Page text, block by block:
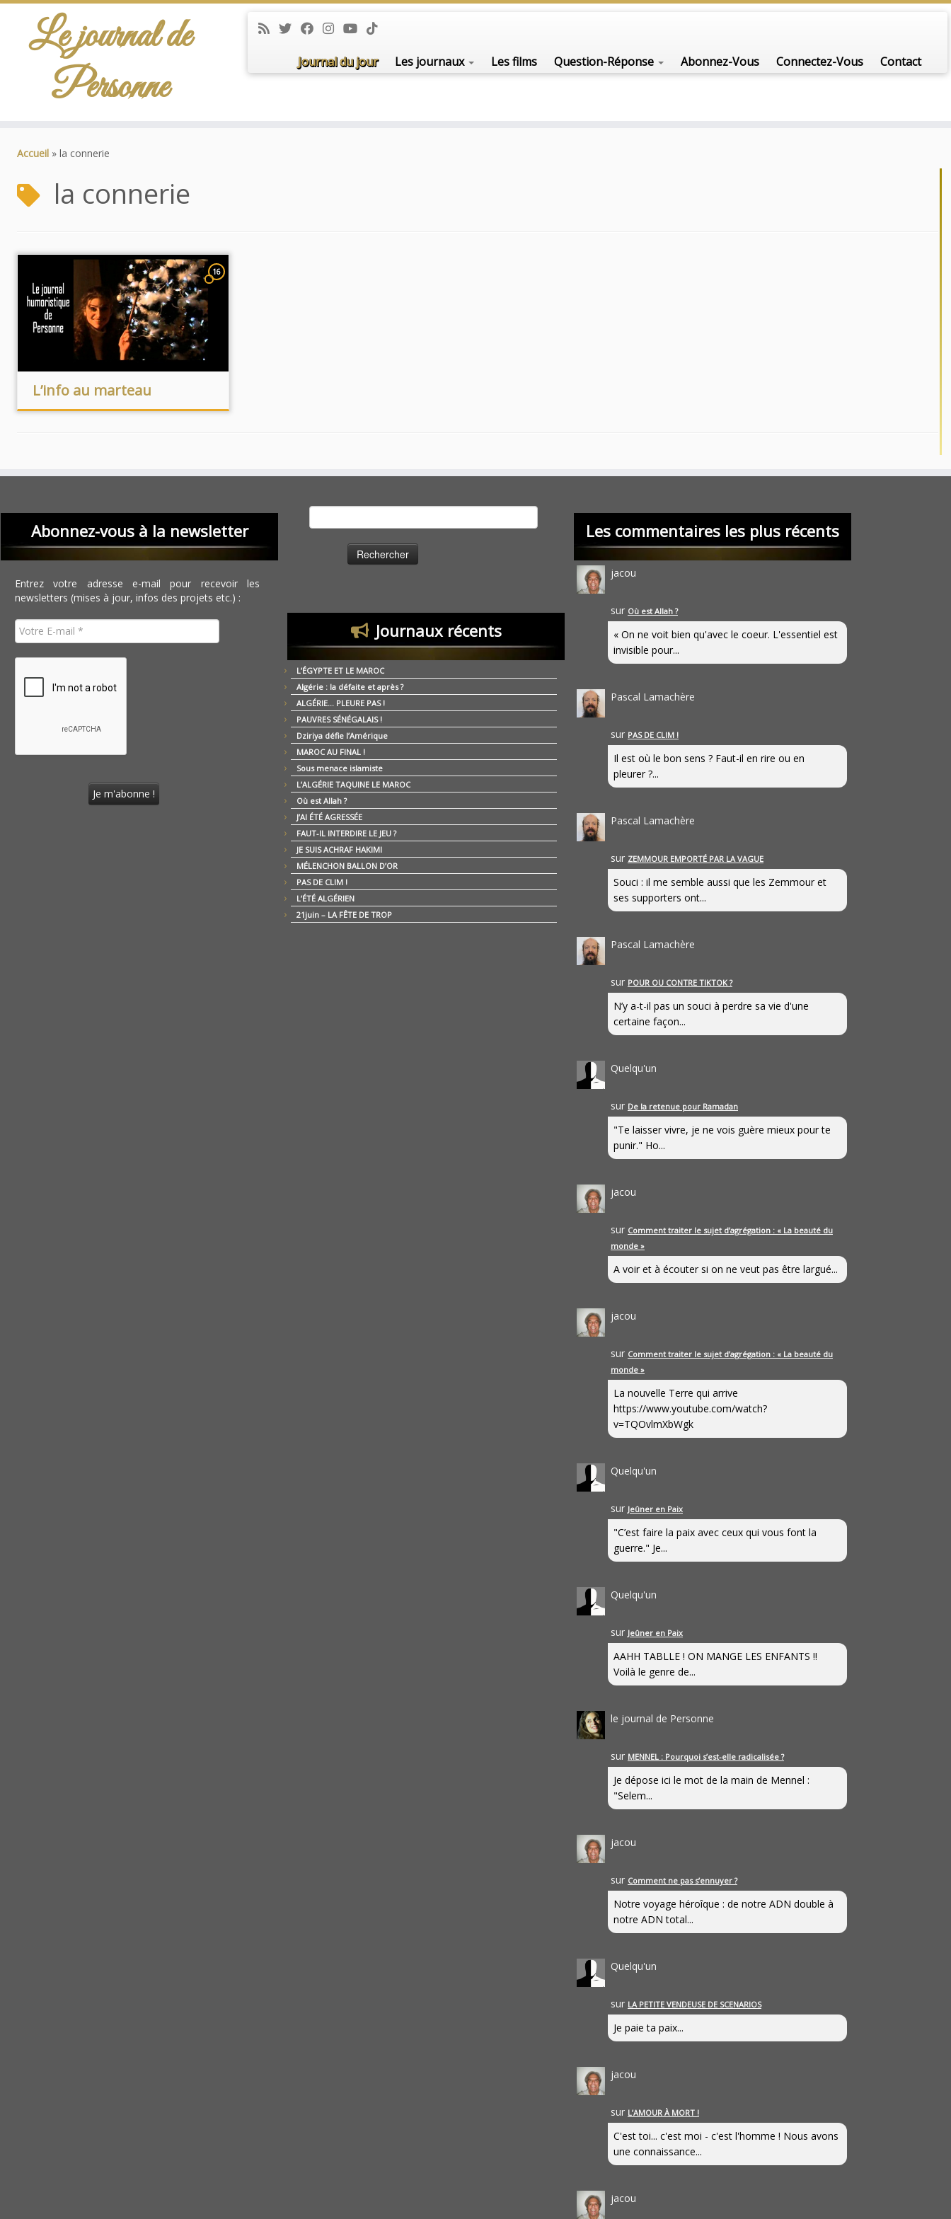
Le journal de
Personne
Journal du jour Les journaux Les films Question-Réponse Abonnez-Vous Connectez-Vous Contact
Accueil » la connerie
la connerie
16
L’info au marteau
Abonnez-vous à la newsletter
Entrez votre adresse e-mail pour recevoir les
newsletters (mises à jour, infos des projets etc.) :
Journaux récents
L’ÉGYPTE ET LE MAROC
Algérie : la défaite et après ?
ALGÉRIE… PLEURE PAS !
PAUVRES SÉNÉGALAIS !
Dziriya défie l’Amérique
MAROC AU FINAL !
Sous menace islamiste
L’ALGÉRIE TAQUINE LE MAROC
Où est Allah ?
J’AI ÉTÉ AGRESSÉE
FAUT-IL INTERDIRE LE JEU ?
JE SUIS ACHRAF HAKIMI
MÉLENCHON BALLON D’OR
PAS DE CLIM !
L’ÉTÉ ALGÉRIEN
21juin – LA FÊTE DE TROP
Les commentaires les plus récents
jacou
sur Où est Allah ?
« On ne voit bien qu'avec le coeur. L'essentiel est
invisible pour...
Pascal Lamachère
sur PAS DE CLIM !
Il est où le bon sens ? Faut-il en rire ou en
pleurer ?...
Pascal Lamachère
sur ZEMMOUR EMPORTÉ PAR LA VAGUE
Souci : il me semble aussi que les Zemmour et
ses supporters ont...
Pascal Lamachère
sur POUR OU CONTRE TIKTOK ?
N’y a-t-il pas un souci à perdre sa vie d'une
certaine façon...
Quelqu'un
sur De la retenue pour Ramadan
"Te laisser vivre, je ne vois guère mieux pour te
punir." Ho...
jacou
sur Comment traiter le sujet d’agrégation : « La beauté du
monde »
A voir et à écouter si on ne veut pas être largué...
jacou
sur Comment traiter le sujet d’agrégation : « La beauté du
monde »
La nouvelle Terre qui arrive
https://www.youtube.com/watch?
v=TQOvlmXbWgk
Quelqu'un
sur Jeûner en Paix
"C’est faire la paix avec ceux qui vous font la
guerre." Je...
Quelqu'un
sur Jeûner en Paix
AAHH TABLLE ! ON MANGE LES ENFANTS !!
Voilà le genre de...
le journal de Personne
sur MENNEL : Pourquoi s’est-elle radicalisée ?
Je dépose ici le mot de la main de Mennel :
"Selem...
jacou
sur Comment ne pas s’ennuyer ?
Notre voyage héroîque : de notre ADN double à
notre ADN total...
Quelqu'un
sur LA PETITE VENDEUSE DE SCENARIOS
Je paie ta paix...
jacou
sur L’AMOUR À MORT !
C'est toi... c'est moi - c'est l'homme ! Nous avons
une connaissance...
jacou